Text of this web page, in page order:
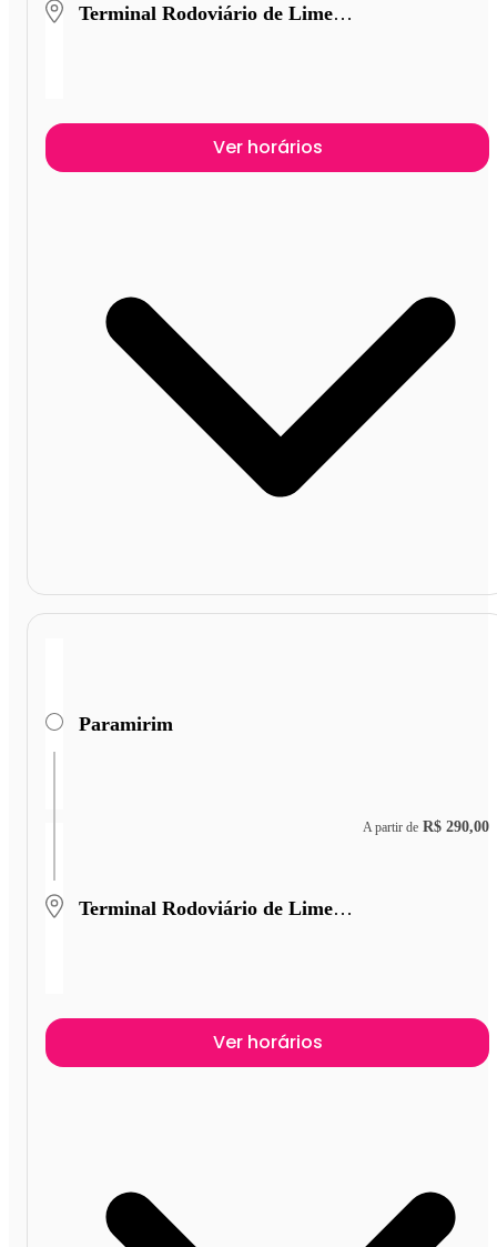
Terminal Rodoviário de Limeira
Ver horários
Paramirim
Terminal Rodoviário de Limeira
A partir de R$ 290,00
Ver horários